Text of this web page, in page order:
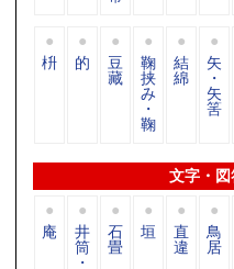
枡 的 豆
藏
鞠
挟
み
・
鞠
結
綿
矢
・
矢
筈
文字・
庵 井
筒
・
石
畳
垣 直
違
鳥
居